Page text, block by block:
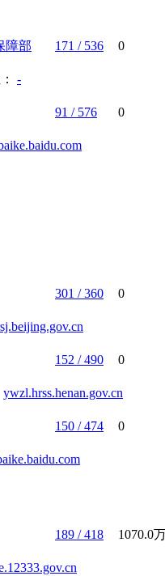
障部 171 / 536 0
-
91 / 576 0
301 / 360 0
152 / 490 0
ywzl.hrss.henan.gov.cn
150 / 474 0
189 / 418 1070.0